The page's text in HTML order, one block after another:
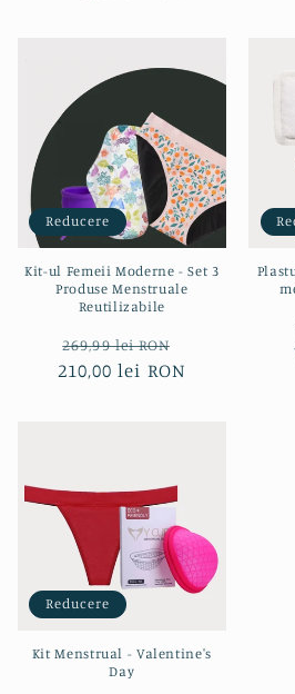
Reducere
Kit-ul Femeii Moderne - Set 3
Produse Menstruale
Reutilizabile
Preț
obișnuit
269,99 lei RON
redus
210,00 lei RON
Reducere
Kit Menstrual - Valentine's
Day